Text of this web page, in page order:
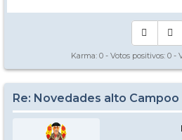
Karma: 0 - Votos positivos: 0 -
Re: Novedades alto Campoo